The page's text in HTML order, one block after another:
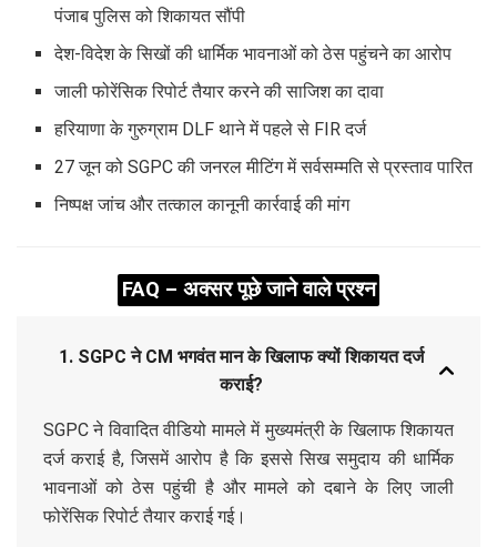
पंजाब पुलिस को शिकायत सौंपी
देश-विदेश के सिखों की धार्मिक भावनाओं को ठेस पहुंचने का आरोप
जाली फोरेंसिक रिपोर्ट तैयार करने की साजिश का दावा
हरियाणा के गुरुग्राम DLF थाने में पहले से FIR दर्ज
27 जून को SGPC की जनरल मीटिंग में सर्वसम्मति से प्रस्ताव पारित
निष्पक्ष जांच और तत्काल कानूनी कार्रवाई की मांग
FAQ – अक्सर पूछे जाने वाले प्रश्न
1. SGPC ने CM भगवंत मान के खिलाफ क्यों शिकायत दर्ज
कराई?
SGPC ने विवादित वीडियो मामले में मुख्यमंत्री के खिलाफ शिकायत
दर्ज कराई है, जिसमें आरोप है कि इससे सिख समुदाय की धार्मिक
भावनाओं को ठेस पहुंची है और मामले को दबाने के लिए जाली
फोरेंसिक रिपोर्ट तैयार कराई गई।